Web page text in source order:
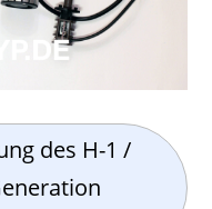
des H-1 /